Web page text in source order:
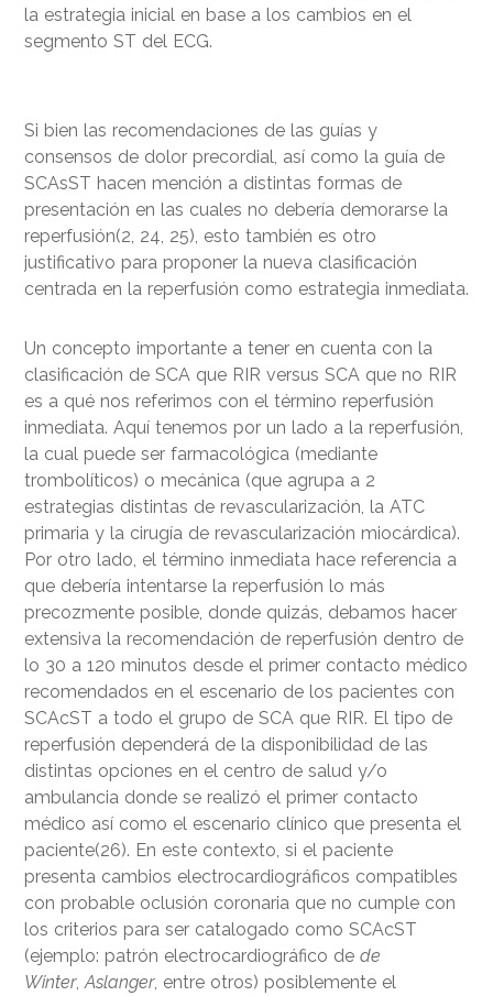
la estrategia inicial en base a los cambios en el
segmento ST del ECG.
Si bien las recomendaciones de las guías y
consensos de dolor precordial, así como la guía de
SCAsST hacen mención a distintas formas de
presentación en las cuales no debería demorarse la
reperfusión(2, 24, 25), esto también es otro
justificativo para proponer la nueva clasificación
centrada en la reperfusión como estrategia inmediata.
Un concepto importante a tener en cuenta con la
clasificación de SCA que RIR versus SCA que no RIR
es a qué nos referimos con el término reperfusión
inmediata. Aquí tenemos por un lado a la reperfusión,
la cual puede ser farmacológica (mediante
trombolíticos) o mecánica (que agrupa a 2
estrategias distintas de revascularización, la ATC
primaria y la cirugía de revascularización miocárdica).
Por otro lado, el término inmediata hace referencia a
que debería intentarse la reperfusión lo más
precozmente posible, donde quizás, debamos hacer
extensiva la recomendación de reperfusión dentro de
lo 30 a 120 minutos desde el primer contacto médico
recomendados en el escenario de los pacientes con
SCAcST a todo el grupo de SCA que RIR. El tipo de
reperfusión dependerá de la disponibilidad de las
distintas opciones en el centro de salud y/o
ambulancia donde se realizó el primer contacto
médico así como el escenario clínico que presenta el
paciente(26). En este contexto, si el paciente
presenta cambios electrocardiográficos compatibles
con probable oclusión coronaria que no cumple con
los criterios para ser catalogado como SCAcST
(ejemplo: patrón electrocardiográfico de de
Winter,Aslanger, entre otros) posiblemente el